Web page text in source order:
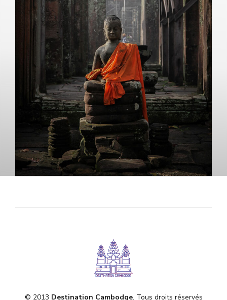
© 2013 Destination Cambodge. Tous droits réservés